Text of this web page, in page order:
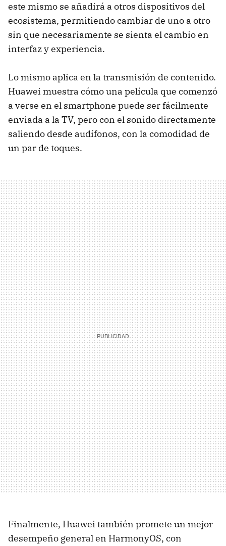
este mismo se añadirá a otros dispositivos del
ecosistema, permitiendo cambiar de uno a otro
sin que necesariamente se sienta el cambio en
interfaz y experiencia.
Lo mismo aplica en la transmisión de contenido.
Huawei muestra cómo una película que comenzó
a verse en el smartphone puede ser fácilmente
enviada a la TV, pero con el sonido directamente
saliendo desde audífonos, con la comodidad de
un par de toques.
Finalmente, Huawei también promete un mejor
desempeño general en HarmonyOS, con